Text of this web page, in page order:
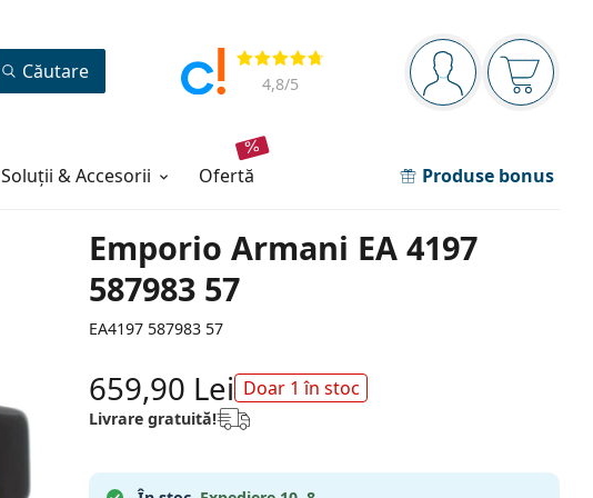
Panou de navigare
Sunteți logat
Coșul
Opinii
4,8/5
Căutare
Soluții & Accesorii ofertă Produse bonus
Emporio Armani EA 4197
587983 57
EA4197 587983 57
659,90 Lei Doar 1 în stoc
Livrare gratuită!